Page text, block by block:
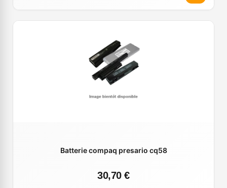
Batterie compaq presario cq58
30,70 €